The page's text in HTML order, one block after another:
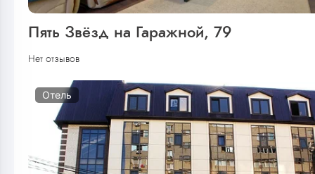
Пять Звёзд на Гаражной, 79
Нет отзывов
Отель